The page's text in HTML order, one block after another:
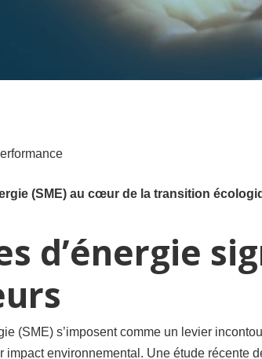
(SME) au cœur de la transition
d’énergie
(SME) s’imposent comme un levier
environnemental. Une étude récente